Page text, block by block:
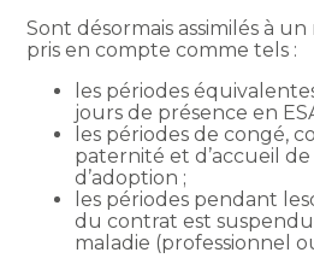
Sont désormais assimilés à un
pris en compte comme tels :
les périodes
jours de présence en
les périodes de congé,
paternité et d’accueil de
d’adoption ;
les périodes pendant
du contrat est
maladie (professionnel